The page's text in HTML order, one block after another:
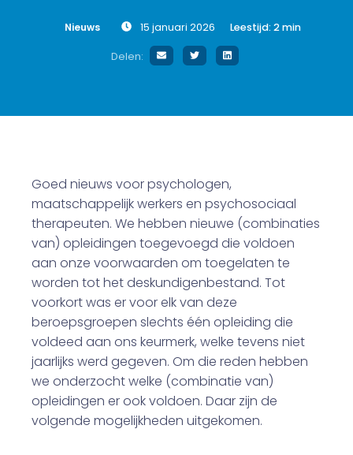
Nieuws 15 januari 2026 Leestijd: 2min
Delen:
Goed nieuws voor psychologen,
maatschappelijk werkers en psychosociaal
therapeuten. We hebben nieuwe (combinaties
van) opleidingen toegevoegd die voldoen
aan onze voorwaarden om toegelaten te
worden tot het deskundigenbestand. Tot
voorkort was er voor elk van deze
beroepsgroepen slechts één opleiding die
voldeed aan ons keurmerk, welke tevens niet
jaarlijks werd gegeven. Om die reden hebben
we onderzocht welke (combinatie van)
opleidingen er ook voldoen. Daar zijn de
volgende mogelijkheden uitgekomen.